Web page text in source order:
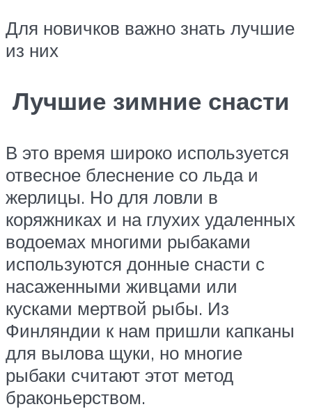
Для новичков важно знать лучшие
из них
Лучшие зимние снасти
В это время широко используется
отвесное блеснение со льда и
жерлицы. Но для ловли в
коряжниках и на глухих удаленных
водоемах многими рыбаками
используются донные снасти с
насаженными живцами или
кусками мертвой рыбы. Из
Финляндии к нам пришли капканы
для вылова щуки, но многие
рыбаки считают этот метод
браконьерством.